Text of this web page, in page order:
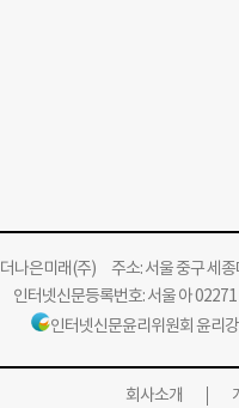
더나은미래(주)주소: 서울 중구 세
인터넷신문등록번호: 서울 아
인터넷신문윤리위원회 윤리
회사소개